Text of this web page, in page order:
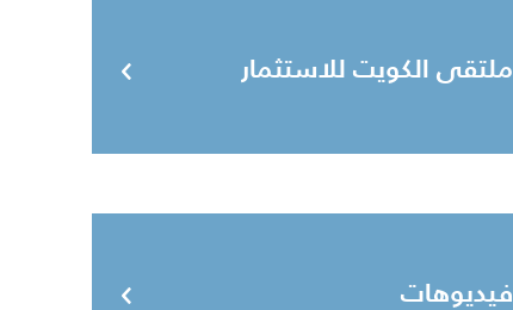
ملتقى الكويت للاستثمار
فيديوهات